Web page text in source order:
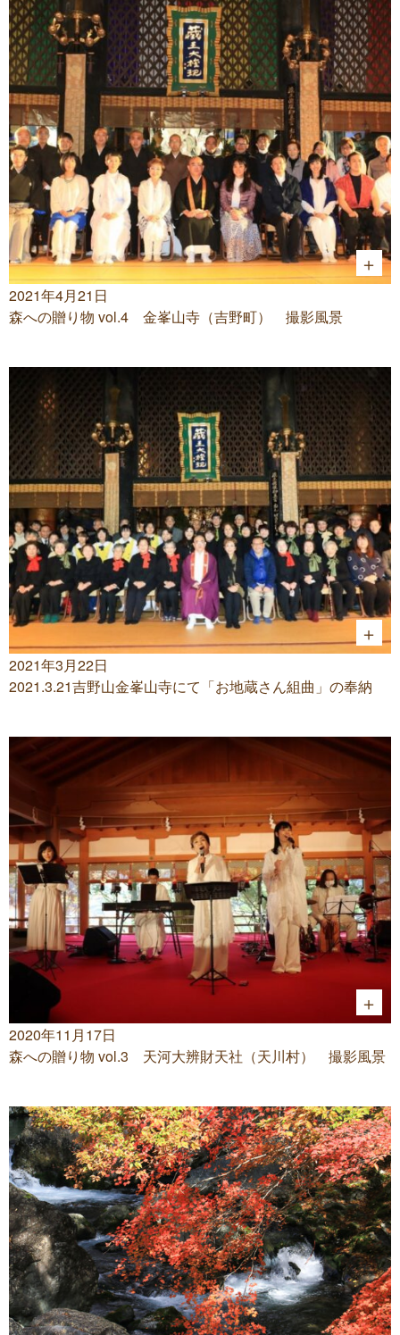
2021年4月21日
森への贈り物 vol.4 金峯山寺（吉野町） 撮影風景
2021年3月22日
2021.3.21吉野山金峯山寺にて「お地蔵さん組曲」の奉納
2020年11月17日
森への贈り物 vol.3 天河大辨財天社（天川村） 撮影風景